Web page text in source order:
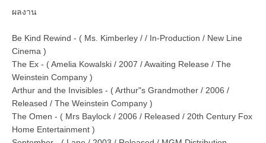
ผลงาน
Be Kind Rewind - ( Ms. Kimberley / / In-Production / New Line
Cinema )
The Ex - ( Amelia Kowalski / 2007 / Awaiting Release / The
Weinstein Company )
Arthur and the Invisibles - ( Arthur"s Grandmother / 2006 /
Released / The Weinstein Company )
The Omen - ( Mrs Baylock / 2006 / Released / 20th Century Fox
Home Entertainment )